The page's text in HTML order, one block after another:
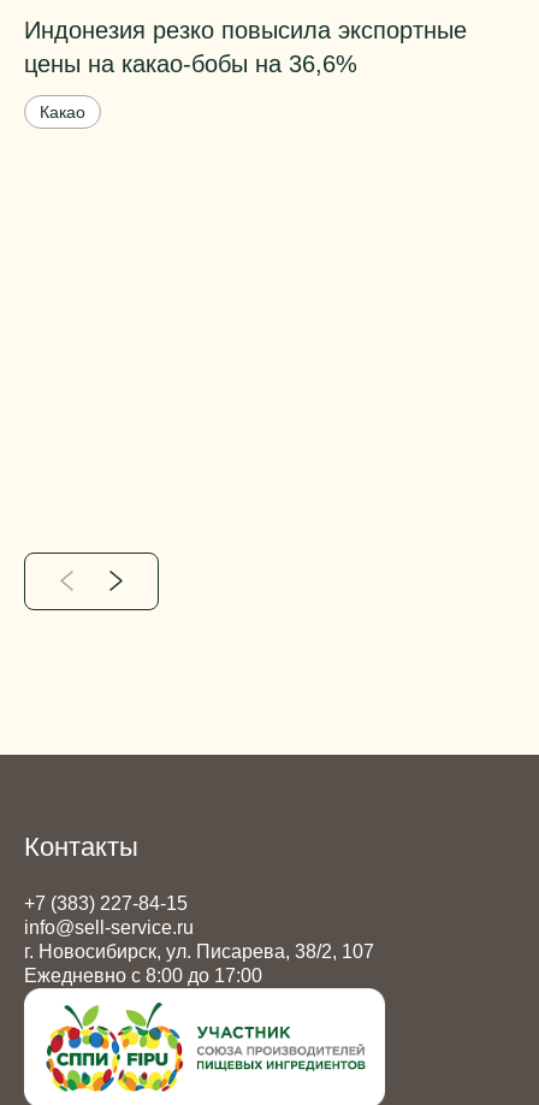
Индонезия резко повысила экспортные
цены на какао-бобы на 36,6%
Какао
Контакты
+7 (383) 227-84-15
info@sell-service.ru
г. Новосибирск, ул. Писарева, 38/2, 107
Ежедневно с 8:00 до 17:00